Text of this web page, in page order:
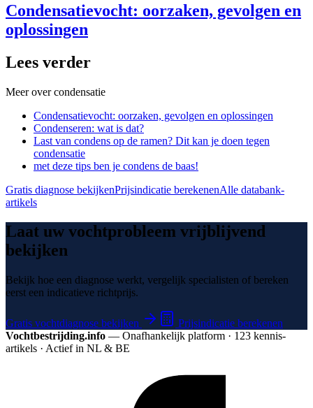
Condensatievocht: oorzaken, gevolgen en
oplossingen
Lees verder
Meer overcondensatie
Condensatievocht: oorzaken, gevolgen en oplossingen
Condenseren: wat is dat?
Last van condens op de ramen? Dit kan je doen tegen
condensatie
met deze tips ben je condens de baas!
Gratis diagnose bekijkenPrijsindicatie berekenenAlle databank-
artikels
Laat uw vochtprobleem vrijblijvend
bekijken
Bekijk hoe een diagnose werkt, vergelijk specialisten of bereken
eerst een indicatieve richtprijs.
Gratis vochtdiagnose bekijken
Prijsindicatie berekenen
Vochtbestrijding.info — Onafhankelijk platform · 123 kennis­
artikels · Actief in NL & BE